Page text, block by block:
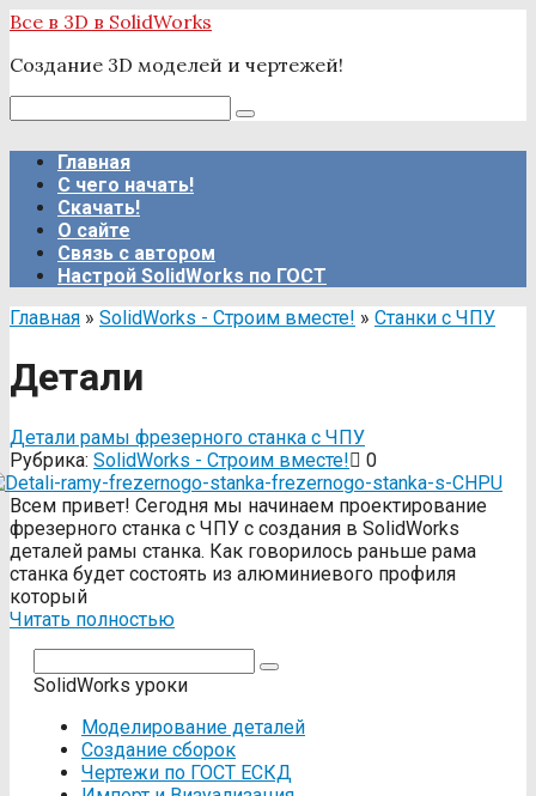
Перейти
контенту
Все в 3D в SolidWorks
Создание 3D моделей и чертежей!
Главная
С чего начать!
Скачать!
О сайте
Связь с автором
Настрой SolidWorks по ГОСТ
Главная » SolidWorks - Строим вместе! » Станки с ЧПУ
Детали
Детали рамы фрезерного станка с ЧПУ
Рубрика: SolidWorks - Строим вместе!
0
Всем привет! Сегодня мы начинаем проектирование
фрезерного станка с ЧПУ с создания в SolidWorks
деталей рамы станка. Как говорилось раньше рама
станка будет состоять из алюминиевого профиля
который
Читать полностью
SolidWorks уроки
Моделирование деталей
Создание сборок
Чертежи по ГОСТ ЕСКД